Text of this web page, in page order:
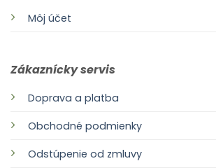
Môj účet
Zákaznícky servis
Doprava a platba
Obchodné podmienky
Odstúpenie od zmluvy